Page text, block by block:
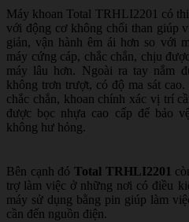
Máy khoan Total TRHLI2201 có
với động cơ không chổi than giúp
giản, vận hành êm ái hơn so với
máy cứng cáp, chắc chắn, chịu
máy lâu hơn. Ngoài ra tay nắm
không trơn trượt, có độ ma sát
chắc chắn, khoan chính xác vị trí
được bọc nhựa cao cấp để bảo
không hư hỏng.
Bên cạnh đó Total TRHLI2201
trợ làm việc ở những nơi có điều
máy sử dụng bằng pin giúp làm
cần đến nguồn điện.